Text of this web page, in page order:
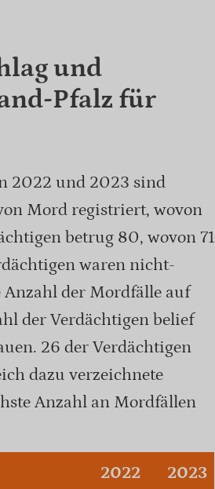
und
Pfalz für
2022 und 2023 sind
Mord registriert, wovon
betrug 80, wovon 71
waren nicht-
der Mordfälle auf
der Verdächtigen belief
26 der Verdächtigen
dazu verzeichnete
Anzahl an Mordfällen
2022 2023